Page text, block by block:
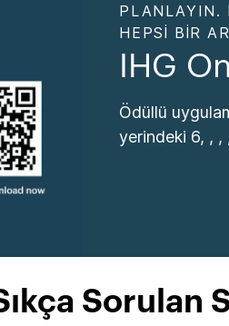
PLANLAYIN.
HEPSI BIR
IHG
Ödüllü
yerindeki 6, , ,
Sorulan